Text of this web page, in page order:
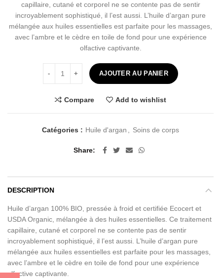
capillaire, cutané et corporel ne se contente pas de sentir
incroyablement sophistiqué, il l’est aussi. L’huile d’argan pure
mélangée aux huiles essentielles est parfaite pour les massages,
avec l’ambre et le cèdre en toile de fond pour une expérience
olfactive captivante.
quantité de Huile d'argan parfumée AMBRE & CÈDRE -
AJOUTER AU PANIER
Compare Add to wishlist
Catégories : Huile d'argan Soins de corps
Share
DESCRIPTION
Huile d’argan 100% BIO, pressée à froid et certifiée Ecocert et
USDA Organic, mélangée à des huiles essentielles. Ce traitement
capillaire, cutané et corporel ne se contente pas de sentir
incroyablement sophistiqué, il l’est aussi. L’huile d’argan pure
mélangée aux huiles essentielles est parfaite pour les massages,
avec l’ambre et le cèdre en toile de fond pour une expérience
olfactive captivante.